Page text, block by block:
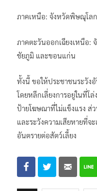
ภาคเหนือ: จังหวัดพิษณุโล
ภาคตะวันออกเฉียงเหนือ:
ชัยภูมิ และขอนแก่น
ทั้งนี้ ขอให้ประชาชนระวัง
โดยหลีกเลี่ยงการอยู่ในที่โ
ป้ายโฆษณาที่ไม่แข็งแรง ส่
และระวังความเสียหายที่จ
อันตรายต่อสัตว์เลี้ยง